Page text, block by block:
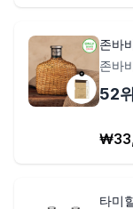
존바
존바
52위
₩
타미